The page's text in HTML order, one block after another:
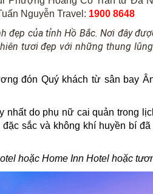
Nguyễn Travel: 1900 8648
đẹp của tỉnh Hồ Bắc. Nơi đây
tươi đẹp với những thung
đón Quý khách từ sân bay
nhất do phụ nữ cai quản trong
sắc và không khí huyền bí
hoặc Home Inn Hotel hoặc